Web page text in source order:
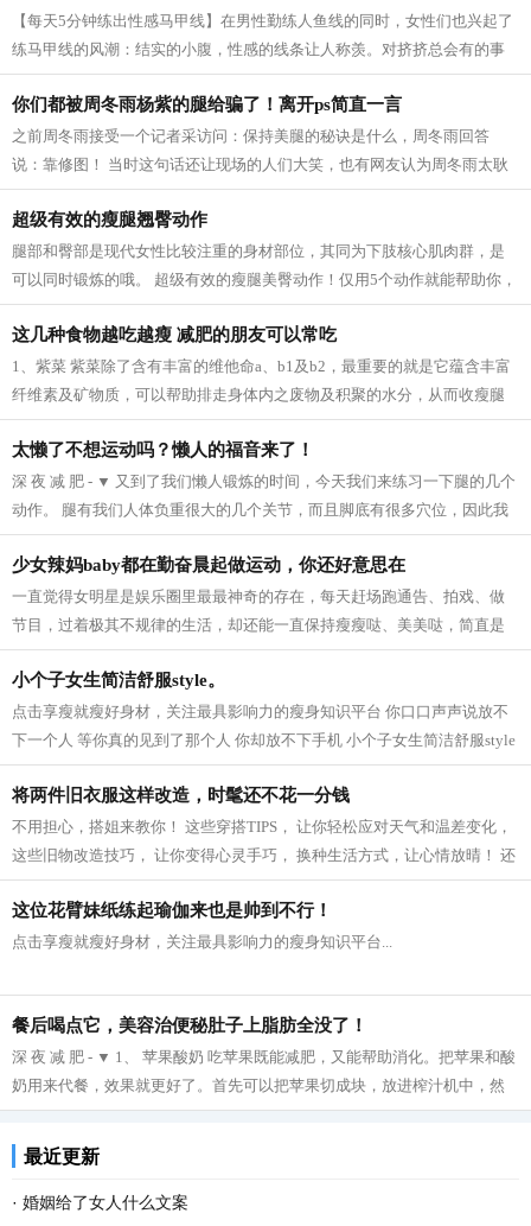
【每天5分钟练出性感马甲线】在男性勤练人鱼线的同时，女性们也兴起了
练马甲线的风潮：结实的小腹，性感的线条让人称羡。对挤挤总会有的事
业线，拥有马甲线的女性呈现的体态更...
你们都被周冬雨杨紫的腿给骗了！离开ps简直一言
之前周冬雨接受一个记者采访问：保持美腿的秘诀是什么，周冬雨回答
说：靠修图！ 当时这句话还让现场的人们大笑，也有网友认为周冬雨太耿
直，然而，看了一些没有后期修的图片之...
超级有效的瘦腿翘臀动作
腿部和臀部是现代女性比较注重的身材部位，其同为下肢核心肌肉群，是
可以同时锻炼的哦。 超级有效的瘦腿美臀动作！仅用5个动作就能帮助你，
瘦出性感美腿，同时还塑造紧致翘臀...
这几种食物越吃越瘦 减肥的朋友可以常吃
1、紫菜 紫菜除了含有丰富的维他命a、b1及b2，最重要的就是它蕴含丰富
纤维素及矿物质，可以帮助排走身体内之废物及积聚的水分，从而收瘦腿
之效。 2、芝麻 芝麻它的亚麻仁油酸可以...
太懒了不想运动吗？懒人的福音来了！
深 夜 减 肥 - ▼ 又到了我们懒人锻炼的时间，今天我们来练习一下腿的几个
动作。 腿有我们人体负重很大的几个关节，而且脚底有很多穴位，因此我
们要多锻炼我们的脚，促进血液循...
少女辣妈baby都在勤奋晨起做运动，你还好意思在
一直觉得女明星是娱乐圈里最最神奇的存在，每天赶场跑通告、拍戏、做
节目，过着极其不规律的生活，却还能一直保持瘦瘦哒、美美哒，简直是
羡慕死我们这些凡人啦~老天爷爷太不公...
小个子女生简洁舒服style。
点击享瘦就瘦好身材，关注最具影响力的瘦身知识平台 你口口声声说放不
下一个人 等你真的见到了那个人 你却放不下手机 小个子女生简洁舒服style
模特身高159CM 165cm半熟女生的轻熟小性...
将两件旧衣服这样改造，时髦还不花一分钱
不用担心，搭姐来教你！ 这些穿搭TIPS， 让你轻松应对天气和温差变化，
这些旧物改造技巧， 让你变得心灵手巧， 换种生活方式，让心情放晴！ 还
等什么，快点学起来吧！ 针织衫 风...
这位花臂妹纸练起瑜伽来也是帅到不行！
点击享瘦就瘦好身材，关注最具影响力的瘦身知识平台...
餐后喝点它，美容治便秘肚子上脂肪全没了！
深 夜 减 肥 - ▼ 1、 苹果酸奶 吃苹果既能减肥，又能帮助消化。把苹果和酸
奶用来代餐，效果就更好了。首先可以把苹果切成块，放进榨汁机中，然
后再把榨好的苹果汁与酸奶拌在一起...
最近更新
· 婚姻给了女人什么文案